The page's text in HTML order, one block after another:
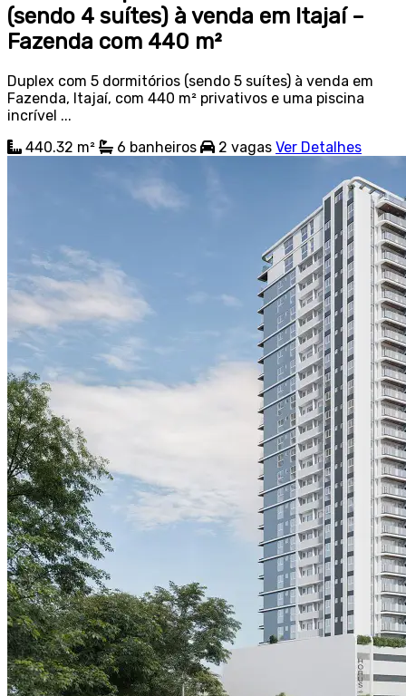
(sendo 4 suítes) à venda em Itajaí –
Fazenda com 440 m²
Duplex com 5 dormitórios (sendo 5 suítes) à venda em
Fazenda, Itajaí, com 440 m² privativos e uma piscina
incrível ...
440.32 m²
6 banheiros 2 vagas Ver Detalhes